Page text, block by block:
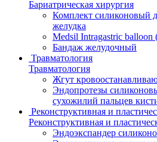
Бариатрическая хирургия
Комплект силиконовый
желудка
Medsil Intragastric balloon
Бандаж желудочный
Травматология
Травматология
Жгут
Эндопротезы
сухожилий пальцев
Реконструктивная и
Реконструктивная и
Эндоэкспандер